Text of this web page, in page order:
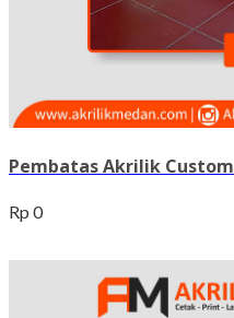
Pembatas Akrilik Custom
Rp 0